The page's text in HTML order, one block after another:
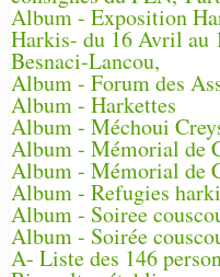
Album - Exposition
Harkis- du 16 Avril au
Besnaci-Lancou,
Album - Forum des
Album - Harkettes
Album - Méchoui
Album - Mémorial de
Album - Mémorial de
Album - Refugies
Album - Soiree
Album - Soirée
A- Liste des 146